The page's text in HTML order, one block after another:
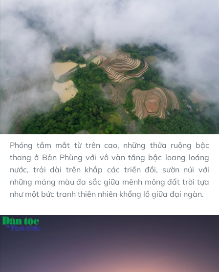
Phóng tầm mắt từ trên cao, những thửa ruộng bậc
thang ở Bản Phùng với vô vàn tầng bậc loang loáng
nước, trải dài trên khắp các triền đồi, sườn núi với
những mảng màu đa sắc giữa mênh mông đất trời tựa
như một bức tranh thiên nhiên khổng lồ giữa đại ngàn.